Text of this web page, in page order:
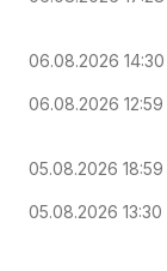
06.08.2026 14:30
06.08.2026 12:59
05.08.2026 18:59
05.08.2026 13:30